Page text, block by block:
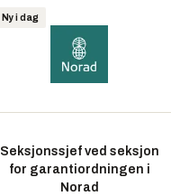
Ny i dag
Seksjonssjef ved seksjon
for garantiordningen i
Norad